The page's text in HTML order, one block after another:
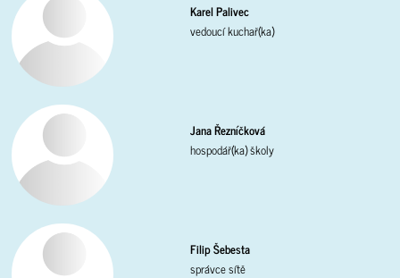
Karel Palivec
vedoucí kuchař(ka)
Jana Řezníčková
hospodář(ka) školy
Filip Šebesta
správce sítě